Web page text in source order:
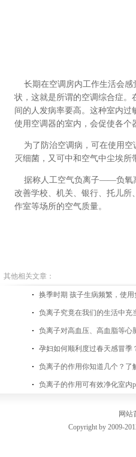
长期在空调房内工作生活会感
状，这就是所谓的空调综合症。
间的人发病率要高。这种室内
使用空调器的室内，会促使各个
为了防治空调病，可在使用空
灭细菌，又可中和空气中尘埃
据称人工空气负离子——负氧
改善学校、机关、银行、托儿所
作室等场所的空气质量。
其他相关文章：
换季时期 孩子生病频繁，使
负离子究竟在我们的生活中充
负离子对高血压、高血脂等心
孕妇如何顺利度过春天感冒季
负离子的作用你知道几个？了
负离子的作用可有效净化室内
网站
Copyright by 2009-